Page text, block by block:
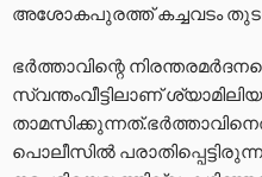
അശോകപുരത്ത് കച്ചവടം
ഭര്‍ത്താവിന്റെ
സ്വന്തംവീട്ടിലാണ്
പൊലീസിൽ